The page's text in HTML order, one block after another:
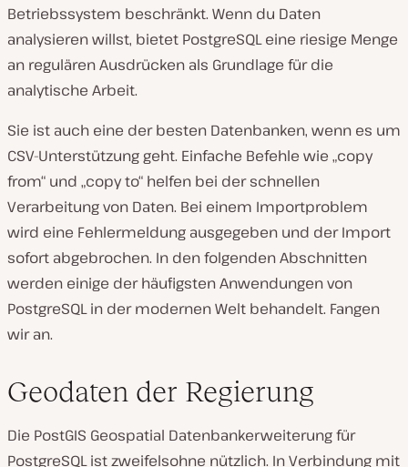
Betriebssystem beschränkt. Wenn du Daten
analysieren willst, bietet PostgreSQL eine riesige Menge
an regulären Ausdrücken als Grundlage für die
analytische Arbeit.
Sie ist auch eine der besten Datenbanken, wenn es um
CSV-Unterstützung geht. Einfache Befehle wie „copy
from“ und „copy to“ helfen bei der schnellen
Verarbeitung von Daten. Bei einem Importproblem
wird eine Fehlermeldung ausgegeben und der Import
sofort abgebrochen. In den folgenden Abschnitten
werden einige der häufigsten Anwendungen von
PostgreSQL in der modernen Welt behandelt. Fangen
wir an.
Geodaten der Regierung
Die PostGIS Geospatial Datenbankerweiterung für
PostgreSQL ist zweifelsohne nützlich. In Verbindung mit